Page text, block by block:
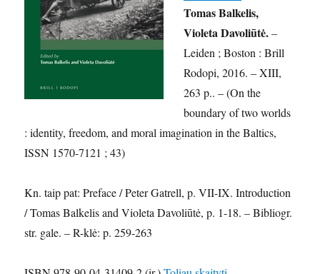
Tomas Balkelis,
Violeta Davoliūtė.–
Leiden ; Boston : Brill
Rodopi, 2016. – XIII,
263 p.. – (On the
boundary of two worlds
: identity, freedom, and moral imagination in the Baltics,
ISSN 1570-7121 ; 43)
Kn. taip pat: Preface / Peter Gatrell, p. VII-IX. Introduction
/ Tomas Balkelis and Violeta Davoliūtė, p. 1-18. – Bibliogr.
str. gale. – R-klė: p. 259-263